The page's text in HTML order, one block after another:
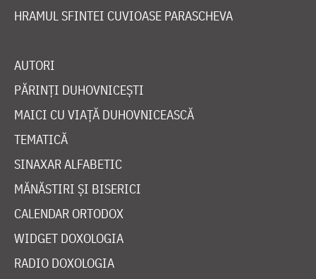
HRAMUL SFINTEI CUVIOASE PARASCHEVA
AUTORI
PĂRINȚI DUHOVNICEȘTI
MAICI CU VIAȚĂ DUHOVNICEASCĂ
TEMATICĂ
SINAXAR ALFABETIC
MĂNĂSTIRI ȘI BISERICI
CALENDAR ORTODOX
WIDGET DOXOLOGIA
RADIO DOXOLOGIA